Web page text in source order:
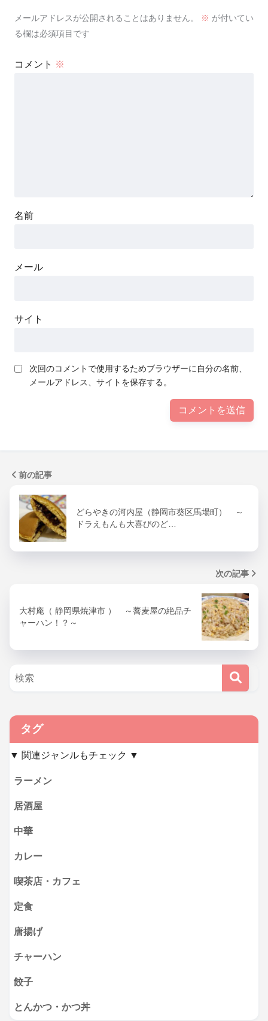
メールアドレスが公開されることはありません。 ※ が付いてい
る欄は必須項目です
コメント ※
名前
メール
サイト
次回のコメントで使用するためブラウザーに自分の名前、
メールアドレス、サイトを保存する。
前の記事
どらやきの河内屋（静岡市葵区馬場町） ～
ドラえもんも大喜びのど…
次の記事
大村庵（ 静岡県焼津市 ） ～蕎麦屋の絶品チ
ャーハン！？～
タグ
▼ 関連ジャンルもチェック ▼
ラーメン
居酒屋
中華
カレー
喫茶店・カフェ
定食
唐揚げ
チャーハン
餃子
とんかつ・かつ丼